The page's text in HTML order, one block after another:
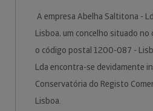
A empresa Abelha Saltitona -
Lisboa, um concelho situado
o código postal 1200-087 -
Lda encontra-se devidamente
Conservatória do Registo
Lisboa.